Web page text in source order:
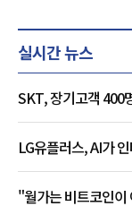
실시간 뉴스
SKT, 장기고객 400
LG유플러스, AI가
"월가는 비트코인